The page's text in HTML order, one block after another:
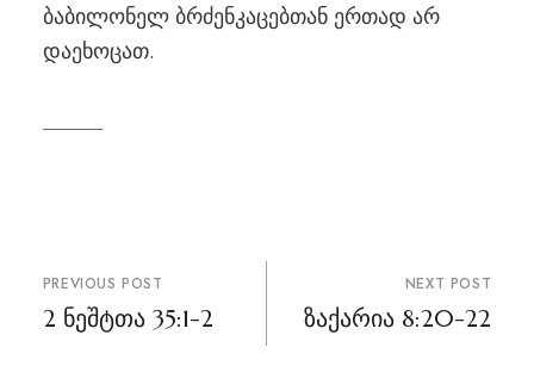
ბაბილონელ ბრძენკაცებთან ერთად არ
დაეხოცათ.
პოსტის
ნავიგაცია
PREVIOUS POST
2 ნეშტთა 35:1-2
NEXT POST
ზაქარია 8:20-22